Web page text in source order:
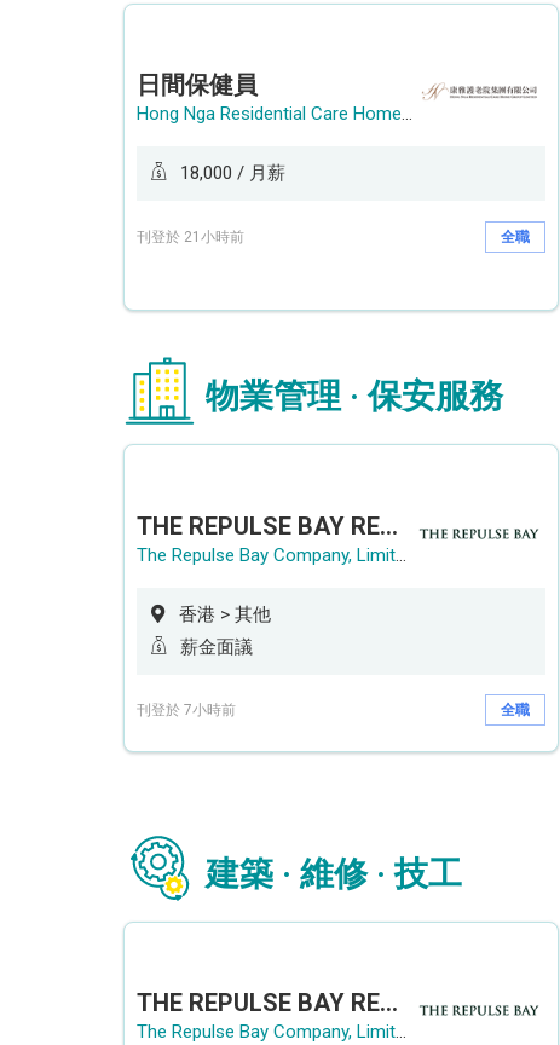
日間保健員
Hong Nga Residential Care Home Group Limited
18,000 / 月薪
刊登於 21小時前 全職
物業管理 · 保安服務
THE REPULSE BAY RECRUITMENT DAY 淺水灣影灣園人才招聘會
The Repulse Bay Company, Limited
香港 > 其他
薪金面議
刊登於 7小時前 全職
建築 · 維修 · 技工
THE REPULSE BAY RECRUITMENT DAY 淺水灣影灣園人才招聘會
The Repulse Bay Company, Limited